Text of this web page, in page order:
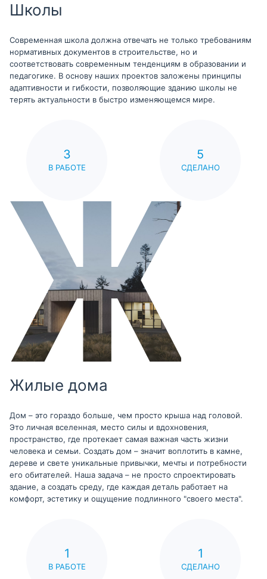
Школы
Современная школа должна отвечать не только требованиям
нормативных документов в строительстве, но и
соответствовать современным тенденциям в образовании и
педагогике. В основу наших проектов заложены принципы
адаптивности и гибкости, позволяющие зданию школы не
терять актуальности в быстро изменяющемся мире.
3
В РАБОТЕ
5
СДЕЛАНО
Жилые дома
Дом – это гораздо больше, чем просто крыша над головой.
Это личная вселенная, место силы и вдохновения,
пространство, где протекает самая важная часть жизни
человека и семьи. Создать дом – значит воплотить в камне,
дереве и свете уникальные привычки, мечты и потребности
его обитателей. Наша задача – не просто спроектировать
здание, а создать среду, где каждая деталь работает на
комфорт, эстетику и ощущение подлинного "своего места".
1
В РАБОТЕ
1
СДЕЛАНО